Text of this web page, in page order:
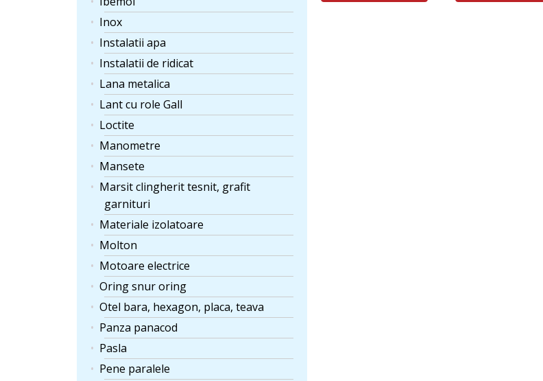
Inox
Instalatii apa
Instalatii de ridicat
Lana metalica
Lant cu role Gall
Loctite
Manometre
Mansete
Marsit clingherit tesnit, grafit
garnituri
Materiale izolatoare
Molton
Motoare electrice
Oring snur oring
Otel bara, hexagon, placa, teava
Panza panacod
Pasla
Pene paralele